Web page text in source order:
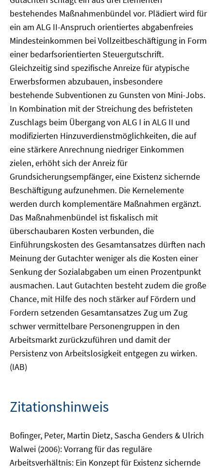
bestehendes Maßnahmenbündel vor. Plädiert wird für
ein am ALG II-Anspruch orientiertes abgabenfreies
Mindesteinkommen bei Vollzeitbeschäftigung in Form
einer bedarfsorientierten Steuergutschrift.
Gleichzeitig sind spezifische Anreize für atypische
Erwerbsformen abzubauen, insbesondere
bestehende Subventionen zu Gunsten von Mini-Jobs.
In Kombination mit der Streichung des befristeten
Zuschlags beim Übergang von ALG I in ALG II und
modifizierten Hinzuverdienstmöglichkeiten, die auf
eine stärkere Anrechnung niedriger Einkommen
zielen, erhöht sich der Anreiz für
Grundsicherungsempfänger, eine Existenz sichernde
Beschäftigung aufzunehmen. Die Kernelemente
werden durch komplementäre Maßnahmen ergänzt.
Das Maßnahmenbündel ist fiskalisch mit
überschaubaren Kosten verbunden, die
Einführungskosten des Gesamtansatzes dürften nach
Meinung der Gutachter weniger als die Kosten einer
Senkung der Sozialabgaben um einen Prozentpunkt
ausmachen. Laut Gutachten besteht zudem die große
Chance, mit Hilfe des noch stärker auf Fördern und
Fordern setzenden Gesamtansatzes Zug um Zug
schwer vermittelbare Personengruppen in den
Arbeitsmarkt zurückzuführen und damit der
Persistenz von Arbeitslosigkeit entgegen zu wirken.
(IAB)
Zitationshinweis
Bofinger, Peter, Martin Dietz, Sascha Genders & Ulrich
Walwei (2006): Vorrang für das reguläre
Arbeitsverhältnis: Ein Konzept für Existenz sichernde